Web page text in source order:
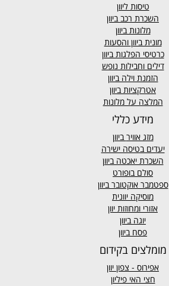
טיסות ליוון
השכרת רכב ביוון
מלונות ביוון
מונית ביוון והסעות
כרטיסי הפלגות ביוון
דילים וחבילות נופש
הזמנת וילה ביוון
אטרקציות ביוון
המלצה על מלונות
מידע כללי
מזג אווירביוון
יעדים בטיסה ישירה
השכרת יאכטה ביוון
סולם בופורט
ספטמבר אוקטובר ביוון
מוסיקה יוונית
אזורי ומחוזות יוון
יוגה ביוון
פסח ביוון
מומלצים בקידום
אפירוס - צפון יוון
חצי האי פיליון